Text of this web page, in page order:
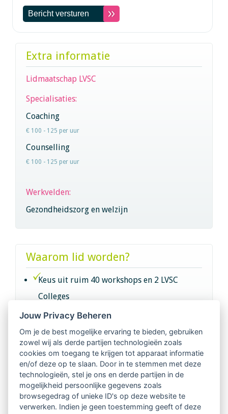
Extra informatie
Lidmaatschap LVSC
Specialisaties:
Coaching
€ 100 - 125 per uur
Counselling
€ 100 - 125 per uur
Werkvelden:
Gezondheidszorg en welzijn
Waarom lid worden?
Keus uit ruim 40 workshops en 2 LVSC
Colleges
Intervisie met geregistreerde vakgenoten
Netwerk van 2100 professionals in 14
regio's
Vindbaar voor opdrachtgevers
Tijdschrift voor
Jouw Privacy Beheren
Om je de best mogelijke ervaring te bieden, gebruiken
zowel wij als derde partijen technologieën zoals
cookies om toegang te krijgen tot apparaat informatie
en/of deze op te slaan. Door in te stemmen met deze
technologieën, stel je ons en derde partijen in de
mogelijkheid persoonlijke gegevens zoals
browsegedrag of unieke ID's op deze website te
verwerken. Indien je geen toestemming geeft of deze